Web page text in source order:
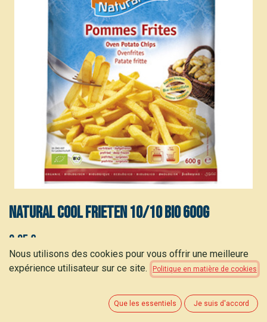
Natural Cool Frieten 10/10 bio 600g
3,35€
AJOUTER AU PANIER
Nous utilisons des cookies pour vous offrir une meilleure
expérience utilisateur sur ce site.
Politique en matière de cookies
Que les essentiels Je suis d'accord